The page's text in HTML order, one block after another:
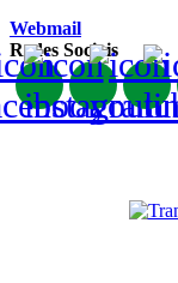
Webmail
Redes Sociais